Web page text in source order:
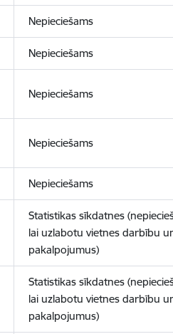
Nepieciešams
Nepieciešams
Nepieciešams
Nepieciešams
Nepieciešams
Statistikas sīkdatnes
lai uzlabotu vietnes darbību
pakalpojumus)
Statistikas sīkdatnes
lai uzlabotu vietnes darbību
pakalpojumus)